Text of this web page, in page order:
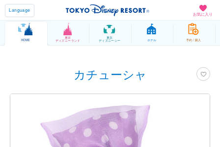
お気に入り
Language
HOME
東京
ディズニーランド
東京
ディズニーシー ホテル 予約 / 購入
カチューシャ